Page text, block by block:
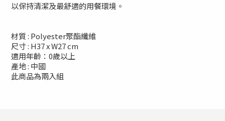
以保持清潔及最舒適的用餐環境。​
材質 : Polyester聚酯纖維​
尺寸 : H37 x W27 cm​
適用年齡：0歲以上​
產地 : 中國​
此商品為兩入組